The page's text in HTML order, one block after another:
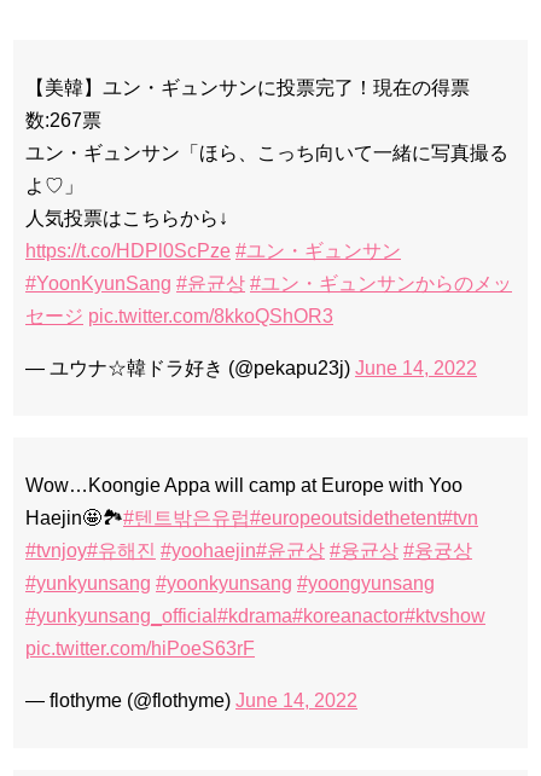
【美韓】ユン・ギュンサンに投票完了！現在の得票
数:267票
ユン・ギュンサン「ほら、こっち向いて一緒に写真撮る
よ♡」
人気投票はこちらから↓
https://t.co/HDPl0ScPze #ユン・ギュンサン
#YoonKyunSang #윤균상 #ユン・ギュンサンからのメッ
セージ pic.twitter.com/8kkoQShOR3
— ユウナ☆韓ドラ好き (@pekapu23j) June 14, 2022
Wow…Koongie Appa will camp at Europe with Yoo
Haejin🤩🏞️#텐트밖은유럽#europeoutsidethetent#tvn
#tvnjoy#유해진 #yoohaejin#윤균상 #융균상 #융귱상
#yunkyunsang #yoonkyunsang #yoongyunsang
#yunkyunsang_official #kdrama#koreanactor#ktvshow
pic.twitter.com/hiPoeS63rF
— flothyme (@flothyme) June 14, 2022